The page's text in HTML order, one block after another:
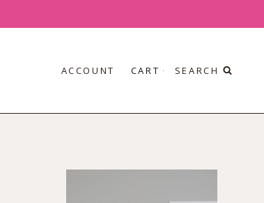
ACCOUNT CART SEARCH